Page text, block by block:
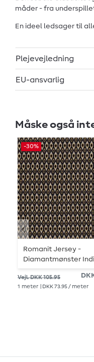
måder - fra
En ideel ledsager til
Plejevejledning
EU-ansvarlig
Måske også
-30%
Romanit Jersey -
Diamantmønster
Blå
Vejl. DKK 105.95
1 meter | DKK 73.95 / meter